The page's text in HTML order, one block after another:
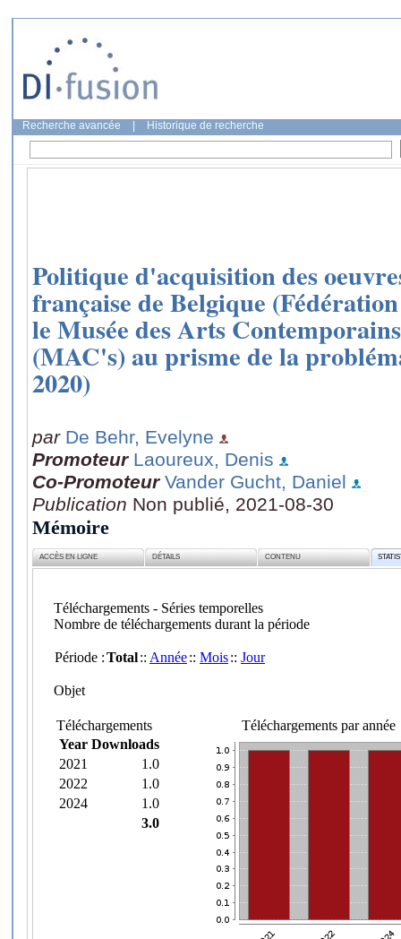
Recherche avancée Historique de recherche
Politique d'acquisition des
française de Belgique
le Musée des Arts
(MAC's) au prisme de la
2020)
par De Behr, Evelyne
Promoteur Laoureux, Denis
Co-Promoteur Vander Gucht, Daniel
Publication Non publié, 2021-08-30
Mémoire
ACCÈS EN LIGNE DÉTAILS CONTENU